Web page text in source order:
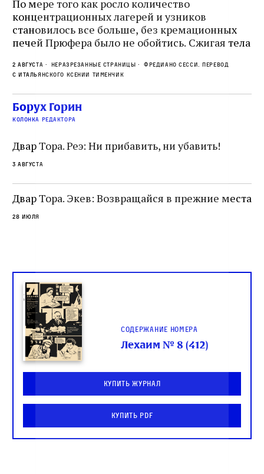
По мере того как росло количество
концентрационных лагерей и узников
становилось все больше, без кремационных
печей Прюфера было не обойтись. Cжигая тела
верны своему архаичному культу смерти, но и
скрывали от населения соседних городов,
сколько узников погибало каждый день в этих
жутких местах
2 августа Неразрезанные страницы
Фредиано Сесси. Перевод
с итальянского Ксении Тименчик
Борух Горин
колонка редактора
Двар Тора. Реэ: Ни прибавить, ни убавить!
3 августа
Двар Тора. Экев: Возвращайся в прежние места
28 июля
Содержание номера
Лехаим № 8 (412)
Купить журнал
Купить PDF